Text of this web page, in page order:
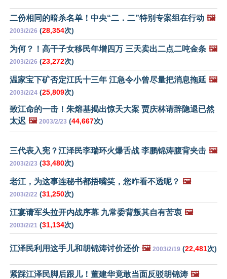
二份相同的暗杀名单！中央“二．二”特别专案组在行动 🖼️
2003/2/26 (28,354次)
为何？！高干子女移民年增四万 三天卖出二点二吨金条 🖼️
2003/2/26 (23,272次)
温家宝下矿否定江氏十三年 江急令小曾尽量把消息拖延 🖼️
2003/2/24 (25,809次)
致江命的一击！朱熔基揭出惊天大案 贾庆林请辞隐退已然
太迟 🖼️ 2003/2/23 (44,667次)
三代表入宪？江泽民李瑞环火爆舌战 李鹏锦涛腹背夹击 🖼️
2003/2/23 (33,480次)
老江，为这事连秘书都捂嘴笑，您咋看不透呢？ 🖼️
2003/2/22 (31,250次)
江宴请军头拉开内战序幕 九常委背叛其自有苦衷 🖼️
2003/2/21 (31,134次)
江泽民利用这手儿和胡锦涛讨价还价 🖼️ 2003/2/19 (22,481次)
紧踩江泽民脚后跟儿！董建华竟敢当面反驳胡锦涛 🖼️